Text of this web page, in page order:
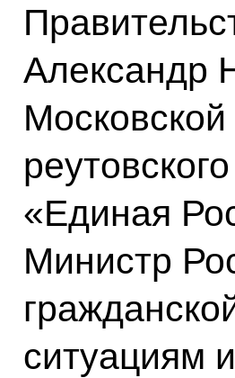
Александр
Московской
«Единая
Министр
ситуациям